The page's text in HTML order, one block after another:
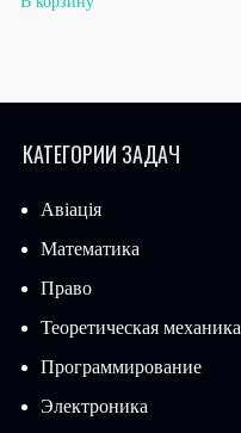
КАТЕГОРИИ ЗАДАЧ
Авіація
Математика
Право
Теоретическая механика
Программирование
Электроника